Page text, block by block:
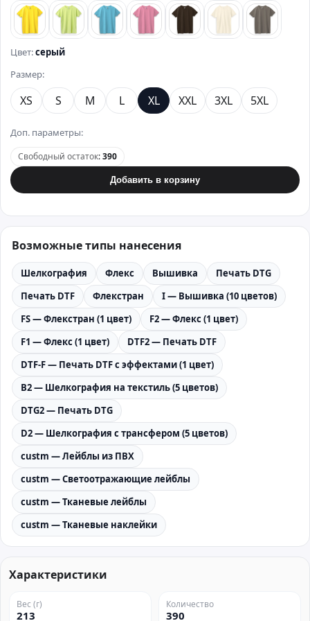
лимонныйзеленыйбирюзовый
розовый коричневыйбежевый
Цвет:серый
Размер:
XS S M L XL XXL 3XL 5XL
Доп. параметры:
Свободный остаток:390
Добавить в корзину
Возможные типы нанесения
Шелкография Флекс Вышивка
Печать DTG
Печать DTF
Флекстран
I — Вышивка (10 цветов)
FS — Флекстран (1 цвет)
F2 — Флекс (1 цвет)
F1 — Флекс (1 цвет)
DTF2 — Печать DTF
DTF-F — Печать DTF с эффектами (1 цвет)
B2 — Шелкография на текстиль (5 цветов)
DTG2 — Печать DTG
D2 — Шелкография с трансфером (5 цветов)
custm — Лейблы из ПВХ
custm — Светоотражающие лейблы
custm — Тканевые лейблы
custm — Тканевые наклейки
Характеристики
Вес (г)
213
Количество
390